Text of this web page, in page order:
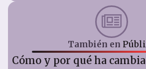
También en
Cómo y por qué ha